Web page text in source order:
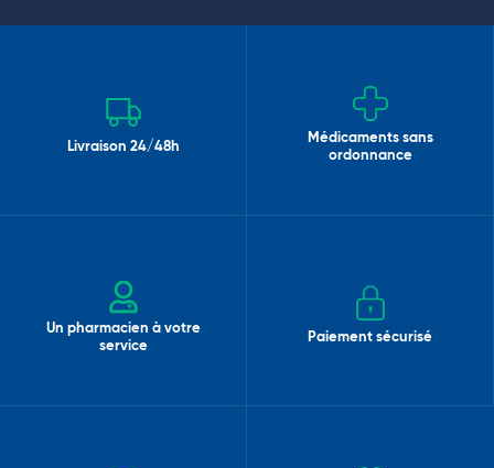
Livraison 24/48h
Médicaments sans
ordonnance
Un pharmacien à votre
service
Paiement sécurisé